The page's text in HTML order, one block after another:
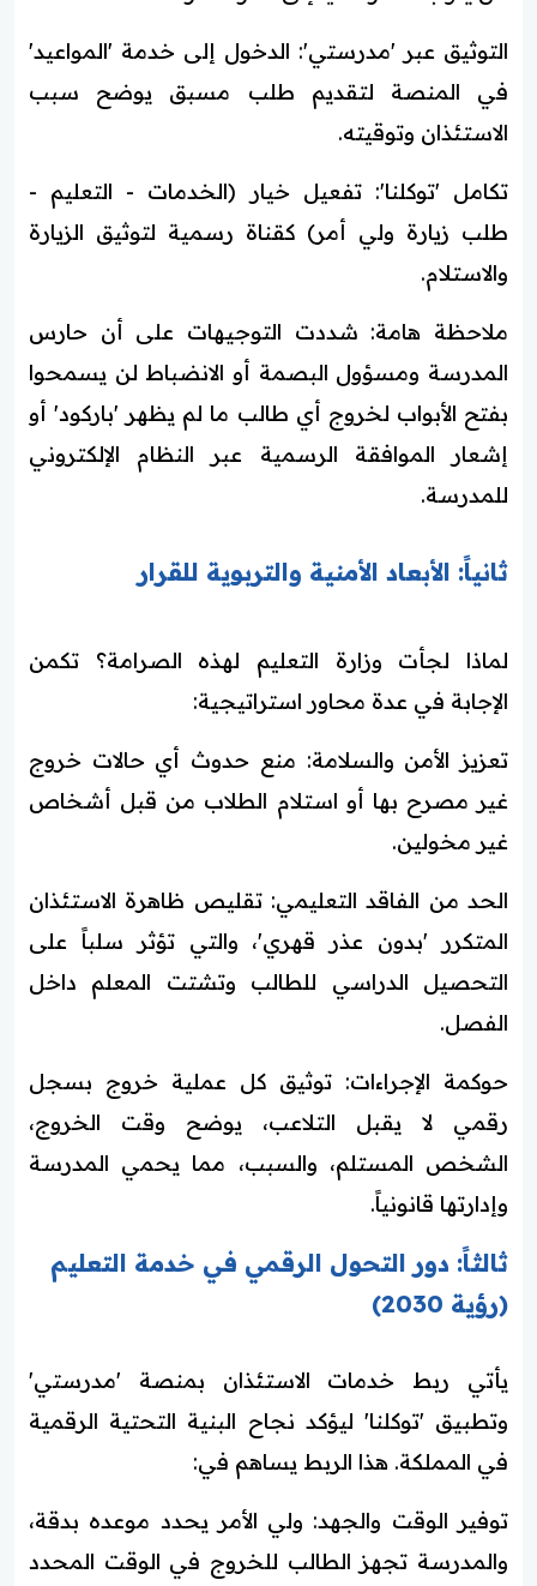
التوثيق عبر 'مدرستي': الدخول إلى خدمة 'المواعيد'
في المنصة لتقديم طلب مسبق يوضح سبب
الاستئذان وتوقيته.
تكامل 'توكلنا': تفعيل خيار (الخدمات - التعليم -
طلب زيارة ولي أمر) كقناة رسمية لتوثيق الزيارة
والاستلام.
ملاحظة هامة: شددت التوجيهات على أن حارس
المدرسة ومسؤول البصمة أو الانضباط لن يسمحوا
بفتح الأبواب لخروج أي طالب ما لم يظهر 'باركود' أو
إشعار الموافقة الرسمية عبر النظام الإلكتروني
للمدرسة.
ثانياً: الأبعاد الأمنية والتربوية للقرار
لماذا لجأت وزارة التعليم لهذه الصرامة؟ تكمن
الإجابة في عدة محاور استراتيجية:
تعزيز الأمن والسلامة: منع حدوث أي حالات خروج
غير مصرح بها أو استلام الطلاب من قبل أشخاص
غير مخولين.
الحد من الفاقد التعليمي: تقليص ظاهرة الاستئذان
المتكرر 'بدون عذر قهري'، والتي تؤثر سلباً على
التحصيل الدراسي للطالب وتشتت المعلم داخل
الفصل.
حوكمة الإجراءات: توثيق كل عملية خروج بسجل
رقمي لا يقبل التلاعب، يوضح وقت الخروج،
الشخص المستلم، والسبب، مما يحمي المدرسة
وإدارتها قانونياً.
ثالثاً: دور التحول الرقمي في خدمة التعليم
(رؤية 2030)
يأتي ربط خدمات الاستئذان بمنصة 'مدرستي'
وتطبيق 'توكلنا' ليؤكد نجاح البنية التحتية الرقمية
في المملكة. هذا الربط يساهم في:
توفير الوقت والجهد: ولي الأمر يحدد موعده بدقة،
والمدرسة تجهز الطالب للخروج في الوقت المحدد